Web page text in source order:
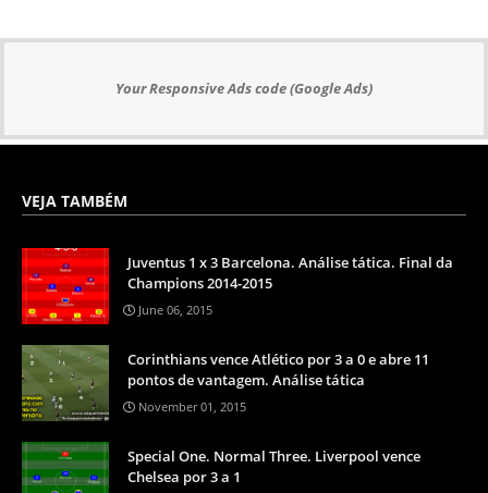
Your Responsive Ads code (Google Ads)
VEJA TAMBÉM
Juventus 1 x 3 Barcelona. Análise tática. Final da
Champions 2014-2015
June 06, 2015
Corinthians vence Atlético por 3 a 0 e abre 11
pontos de vantagem. Análise tática
November 01, 2015
Special One. Normal Three. Liverpool vence
Chelsea por 3 a 1